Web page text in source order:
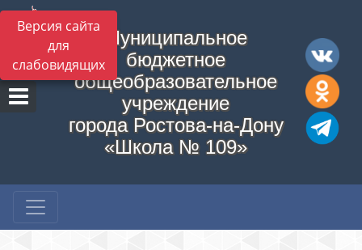
Версия сайта
для
слабовидящих
Муниципальное
бюджетное
общеобразовательное
учреждение
города Ростова-на-Дону
«Школа № 109»